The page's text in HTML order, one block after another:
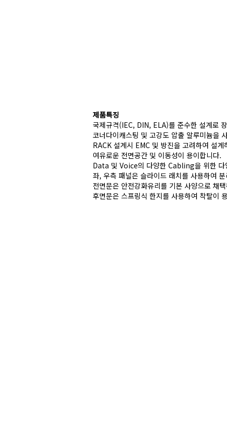
제품특징
국제규격(IEC, DIN, ELA)를 준수한 설계로
코너다이캐스팅 및 고강도 압출 알루미늄을
RACK 설계시 EMC 및 방진을 고려하여 설
여유로운 전면공간 및 이동성이 용이합니다.
Data 및 Voice의 다양한 Cabling을 위한
좌, 우측 패널은 슬라이드 래치를 사용하여
전면문은 안전강화유리를 기본 사양으로 채
후면문은 스프링식 한지를 사용하여 착탈이